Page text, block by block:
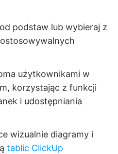
podstaw lub wybieraj z
użytkownikami w
korzystając z funkcji
i udostępniania
wizualnie diagramy i
tablic ClickUp